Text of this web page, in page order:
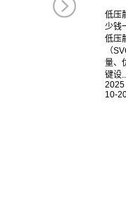
低压
少钱
低压
（
量、
键设...
2025
10-